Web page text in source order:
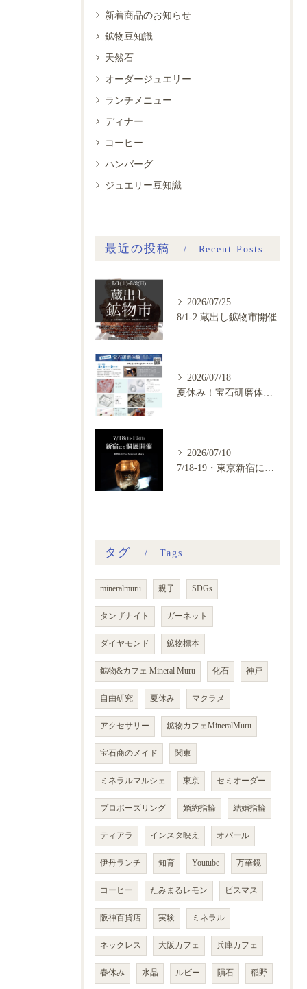
新着商品のお知らせ
鉱物豆知識
天然石
オーダージュエリー
ランチメニュー
ディナー
コーヒー
ハンバーグ
ジュエリー豆知識
最近の投稿 Recent Posts
2026/07/25
8/1-2 蔵出し鉱物市開催
2026/07/18
2026/07/10
タグ Tags
mineralmuru 親子 SDGs
タンザナイト ガーネット
ダイヤモンド 鉱物標本
鉱物&カフェ Mineral Muru 化石 神戸
自由研究 夏休み マクラメ
アクセサリー 鉱物カフェMineralMuru
宝石商のメイド 関東
ミネラルマルシェ 東京 セミオーダー
プロポーズリング 婚約指輪 結婚指輪
ティアラ インスタ映え オパール
伊丹ランチ 知育 Youtube 万華鏡
コーヒー たみまるレモン ビスマス
阪神百貨店 実験 ミネラル
ネックレス 大阪カフェ 兵庫カフェ
春休み 水晶 ルビー 隕石 稲野